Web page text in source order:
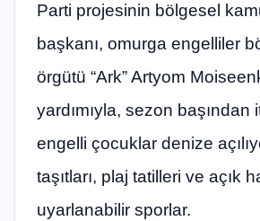
Parti projesinin bölgesel
başkanı, omurga engelliler
örgütü “Ark” Artyom
yardımıyla, sezon başından
engelli çocuklar denize
taşıtları, plaj tatilleri ve açık
uyarlanabilir sporlar.